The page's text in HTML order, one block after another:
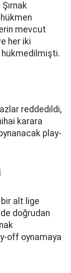
mevcut
her iki
hükmedilmişti.
reddedildi,
karara
play-
alt lige
doğrudan
off oynamaya